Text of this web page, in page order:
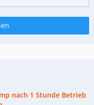
nach 1 Stunde Betrieb